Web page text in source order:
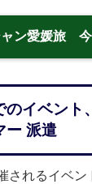
ャン愛媛旅
のイベント
ー 派遣
されるイベン